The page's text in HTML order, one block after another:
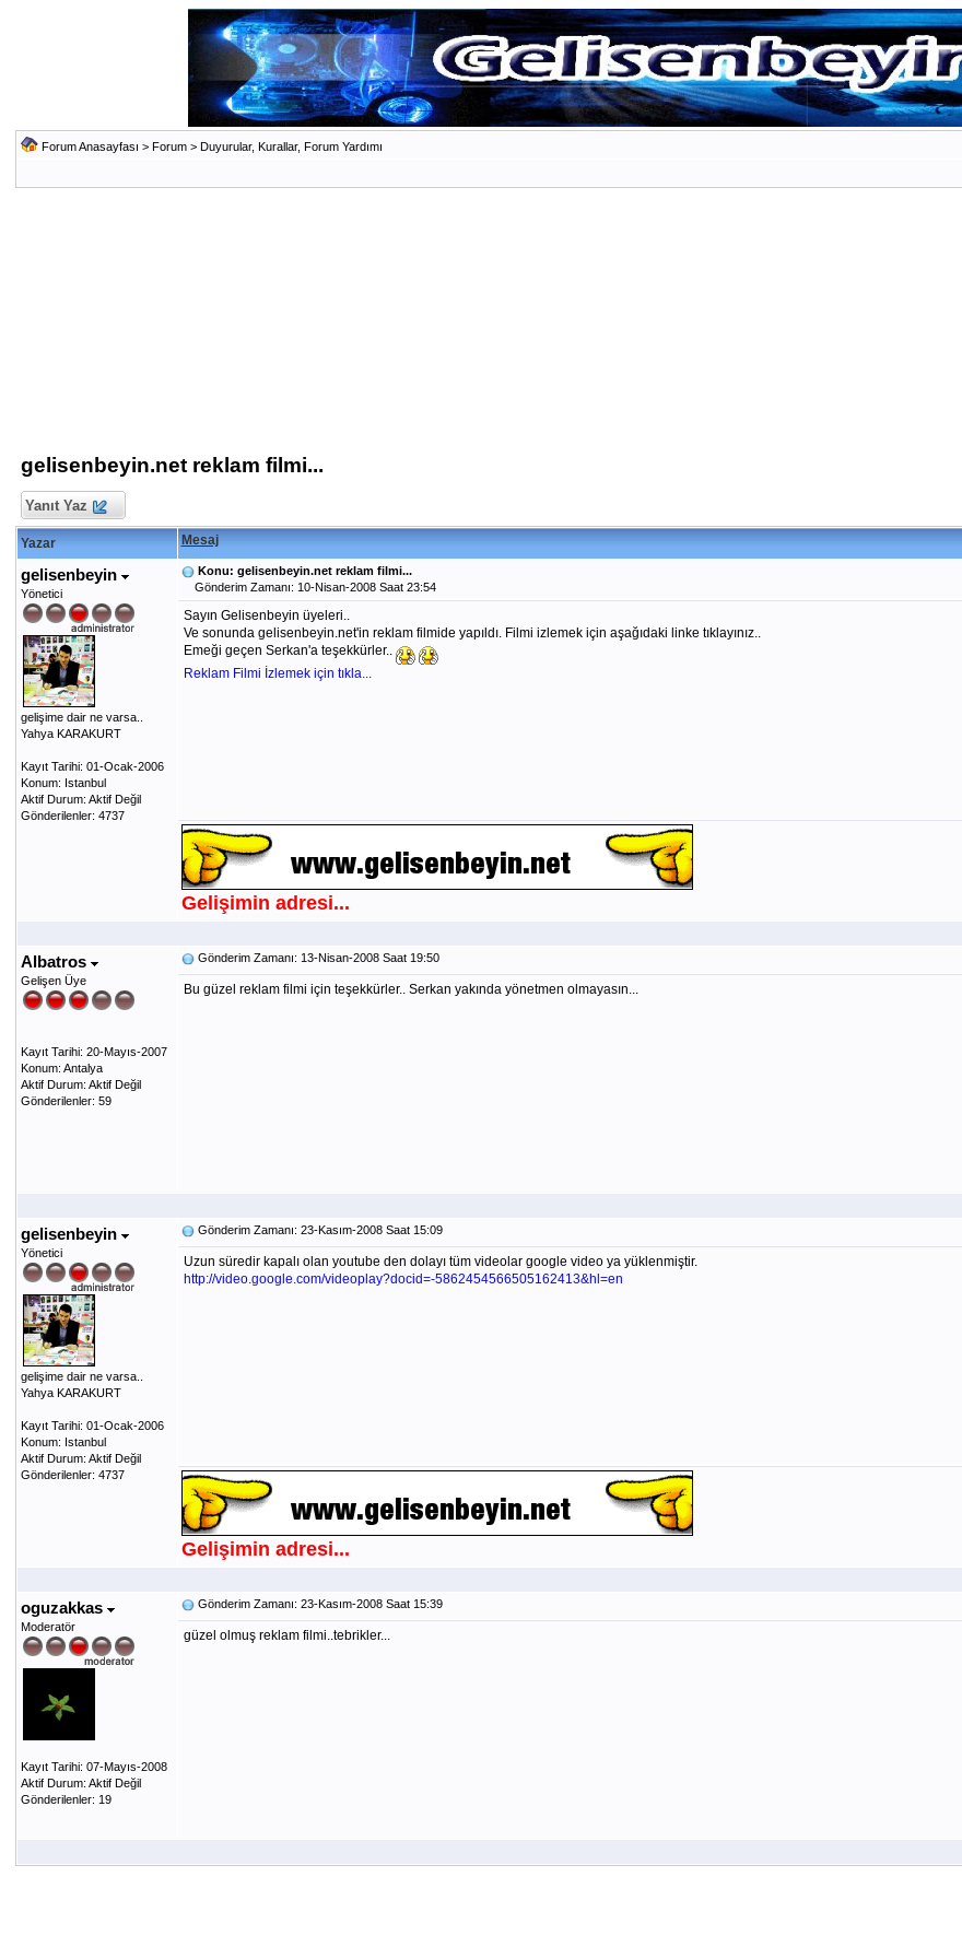
Forum Anasayfası > Forum> Duyurular, Kurallar, Forum Yardımı
gelisenbeyin.net reklam filmi...
Yanıt Yaz
Yazar Mesaj
gelisenbeyin
Yönetici
gelişime dair ne varsa..
Yahya KARAKURT
Kayıt Tarihi: 01-Ocak-2006
Konum: Istanbul
Aktif Durum: Aktif Değil
Gönderilenler: 4737
Konu: gelisenbeyin.net reklam filmi...
Gönderim Zamanı: 10-Nisan-2008 Saat 23:54
Sayın Gelisenbeyin üyeleri..
Ve sonunda gelisenbeyin.net'in reklam filmide yapıldı. Filmi izlemek için aşağıdaki linke tıklayınız..
Emeği geçen Serkan'a teşekkürler..
Reklam Filmi İzlemek için tıkla...
Gelişimin adresi...
Albatros
Gelişen Üye
Kayıt Tarihi: 20-Mayıs-2007
Konum: Antalya
Aktif Durum: Aktif Değil
Gönderilenler: 59
Gönderim Zamanı: 13-Nisan-2008 Saat 19:50
Bu güzel reklam filmi için teşekkürler.. Serkan yakında yönetmen olmayasın...
gelisenbeyin
Yönetici
gelişime dair ne varsa..
Yahya KARAKURT
Kayıt Tarihi: 01-Ocak-2006
Konum: Istanbul
Aktif Durum: Aktif Değil
Gönderilenler: 4737
Gönderim Zamanı: 23-Kasım-2008 Saat 15:09
Uzun süredir kapalı olan youtube den dolayı tüm videolar google video ya yüklenmiştir.
http://video.google.com/videoplay?docid=-5862454566505162413&hl=en
Gelişimin adresi...
oguzakkas
Moderatör
Kayıt Tarihi: 07-Mayıs-2008
Aktif Durum: Aktif Değil
Gönderilenler: 19
Gönderim Zamanı: 23-Kasım-2008 Saat 15:39
güzel olmuş reklam filmi..tebrikler...